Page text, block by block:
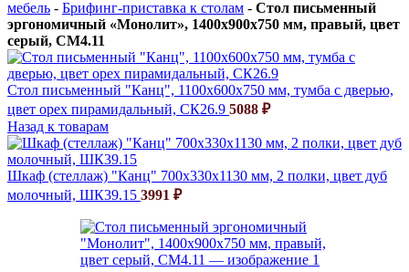
мебель - Брифинг-приставка к столам - Стол письменный
эргономичный «Монолит», 1400х900х750 мм, правый, цвет
серый, СМ4.11
Стол письменный "Канц", 1100х600х750 мм, тумба с дверью,
цвет орех пирамидальный, СК26.9 5088 ₽
Назад к товарам
Шкаф (стеллаж) "Канц" 700х330х1130 мм, 2 полки, цвет дуб
молочный, ШК39.15 3991 ₽